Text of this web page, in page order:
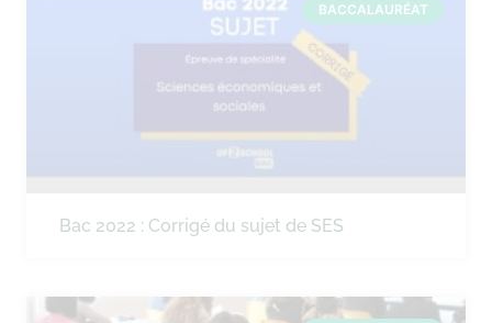
BACCALAURÉAT
Bac 2022 : Corrigé du sujet de SES